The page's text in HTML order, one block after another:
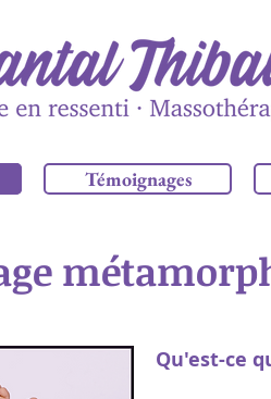
Témoignages
Qu'est-ce